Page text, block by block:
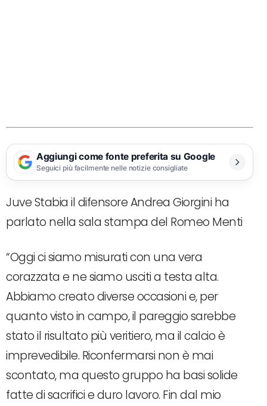
Aggiungi come fonte preferita su Google
Seguici più facilmente nelle notizie consigliate
Juve Stabia il difensore Andrea Giorgini ha
parlato nella sala stampa del Romeo Menti
“Oggi ci siamo misurati con una vera
corazzata e ne siamo usciti a testa alta.
Abbiamo creato diverse occasioni e, per
quanto visto in campo, il pareggio sarebbe
stato il risultato più veritiero, ma il calcio è
imprevedibile. Riconfermarsi non è mai
scontato, ma questo gruppo ha basi solide
fatte di sacrifici e duro lavoro. Fin dal mio